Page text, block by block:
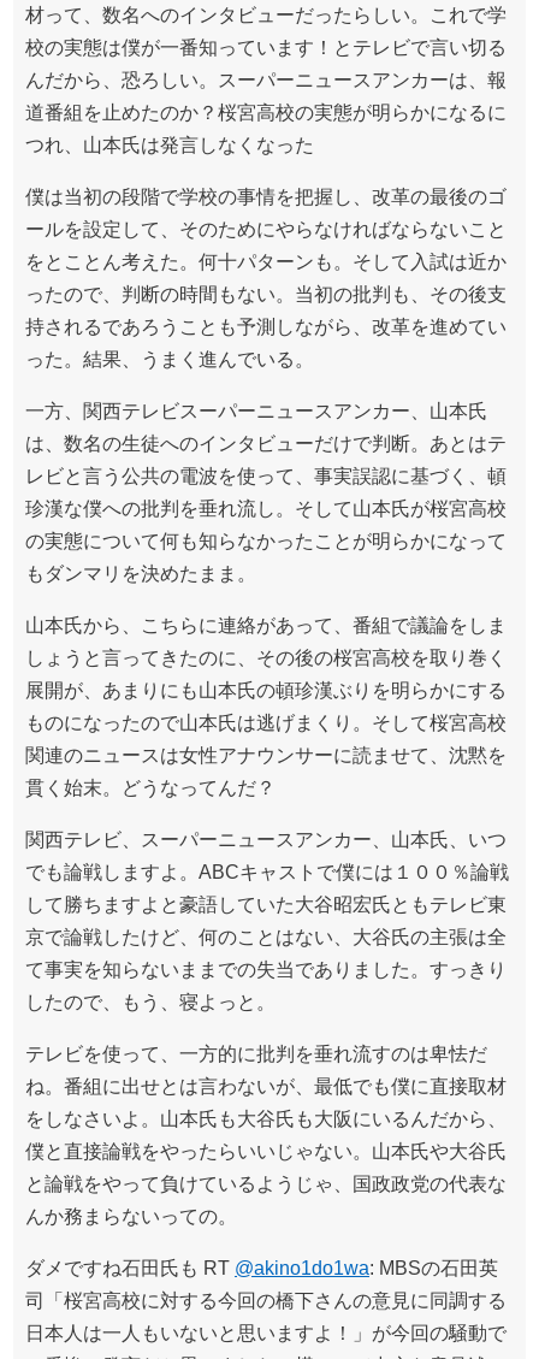
材って、数名へのインタビューだったらしい。これで学
校の実態は僕が一番知っています！とテレビで言い切る
んだから、恐ろしい。スーパーニュースアンカーは、報
道番組を止めたのか？桜宮高校の実態が明らかになるに
つれ、山本氏は発言しなくなった
僕は当初の段階で学校の事情を把握し、改革の最後のゴ
ールを設定して、そのためにやらなければならないこと
をとことん考えた。何十パターンも。そして入試は近か
ったので、判断の時間もない。当初の批判も、その後支
持されるであろうことも予測しながら、改革を進めてい
った。結果、うまく進んでいる。
一方、関西テレビスーパーニュースアンカー、山本氏
は、数名の生徒へのインタビューだけで判断。あとはテ
レビと言う公共の電波を使って、事実誤認に基づく、頓
珍漢な僕への批判を垂れ流し。そして山本氏が桜宮高校
の実態について何も知らなかったことが明らかになって
もダンマリを決めたまま。
山本氏から、こちらに連絡があって、番組で議論をしま
しょうと言ってきたのに、その後の桜宮高校を取り巻く
展開が、あまりにも山本氏の頓珍漢ぶりを明らかにする
ものになったので山本氏は逃げまくり。そして桜宮高校
関連のニュースは女性アナウンサーに読ませて、沈黙を
貫く始末。どうなってんだ？
関西テレビ、スーパーニュースアンカー、山本氏、いつ
でも論戦しますよ。ABCキャストで僕には１００％論戦
して勝ちますよと豪語していた大谷昭宏氏ともテレビ東
京で論戦したけど、何のことはない、大谷氏の主張は全
て事実を知らないままでの失当でありました。すっきり
したので、もう、寝よっと。
テレビを使って、一方的に批判を垂れ流すのは卑怯だ
ね。番組に出せとは言わないが、最低でも僕に直接取材
をしなさいよ。山本氏も大谷氏も大阪にいるんだから、
僕と直接論戦をやったらいいじゃない。山本氏や大谷氏
と論戦をやって負けているようじゃ、国政政党の代表な
んか務まらないっての。
ダメですね石田氏も RT @akino1do1wa: MBSの石田英
司「桜宮高校に対する今回の橋下さんの意見に同調する
日本人は一人もいないと思いますよ！」が今回の騒動で